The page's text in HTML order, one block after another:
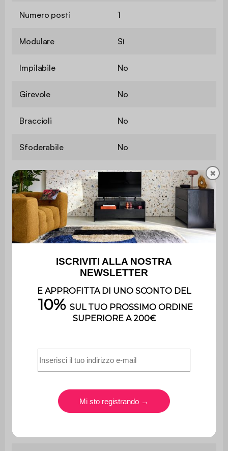
Numero posti 1
Modulare Sì
Impilabile No
Girevole No
Braccioli No
Sfoderabile No
Contiene legno No
Materiale Tessuto
Materiale della
struttura
Schiuma
Densità del tessuto 350 g/m²
Rivestimento PU
Densità della schiuma
39cm poliuretano
Densità della
poliuretano (30 kg/m3)
✖